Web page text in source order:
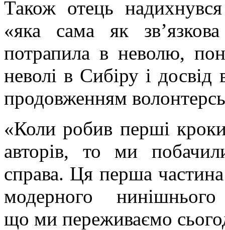
Також отець
«яка сама як
потрапила в неволю,
неволі в Сибіру і досвід
продовженням
«Коли робив перші
авторів, то ми
справа. Ця перша
модерного
що ми переживаємо